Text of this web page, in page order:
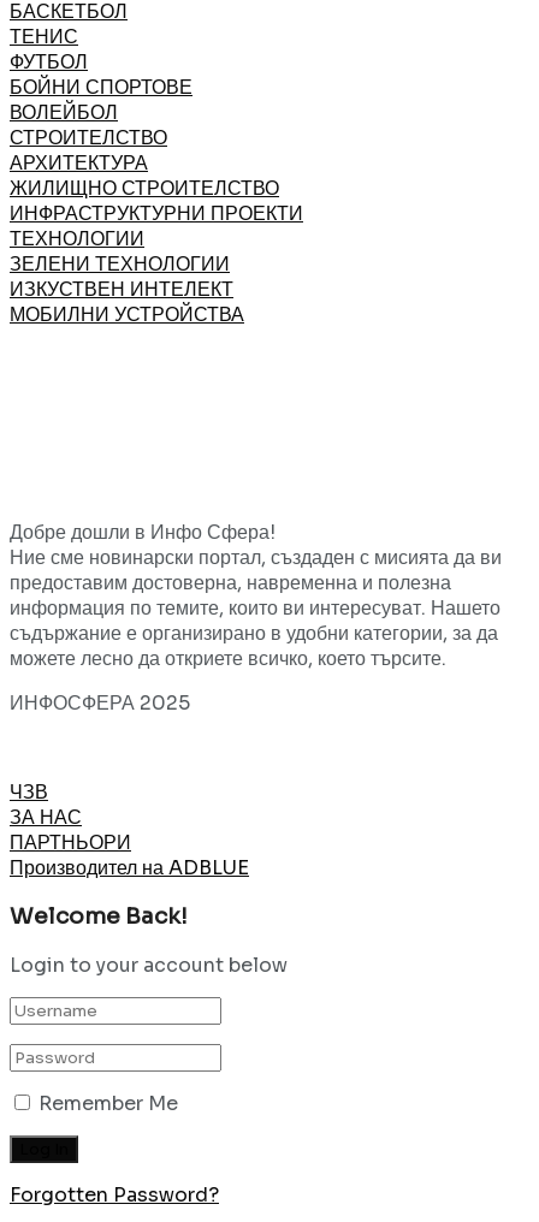
БАСКЕТБОЛ
ТЕНИС
ФУТБОЛ
БОЙНИ СПОРТОВЕ
ВОЛЕЙБОЛ
СТРОИТЕЛСТВО
АРХИТЕКТУРА
ЖИЛИЩНО СТРОИТЕЛСТВО
ИНФРАСТРУКТУРНИ ПРОЕКТИ
ТЕХНОЛОГИИ
ЗЕЛЕНИ ТЕХНОЛОГИИ
ИЗКУСТВЕН ИНТЕЛЕКТ
МОБИЛНИ УСТРОЙСТВА
Добре дошли в Инфо Сфера!
Ние сме новинарски портал, създаден с мисията да ви
предоставим достоверна, навременна и полезна
информация по темите, които ви интересуват. Нашето
съдържание е организирано в удобни категории, за да
можете лесно да откриете всичко, което търсите.
ИНФОСФЕРА 2025
ЧЗВ
ЗА НАС
ПАРТНЬОРИ
Производител на ADBLUE
Welcome Back!
Login to your account below
Remember Me
Forgotten Password?